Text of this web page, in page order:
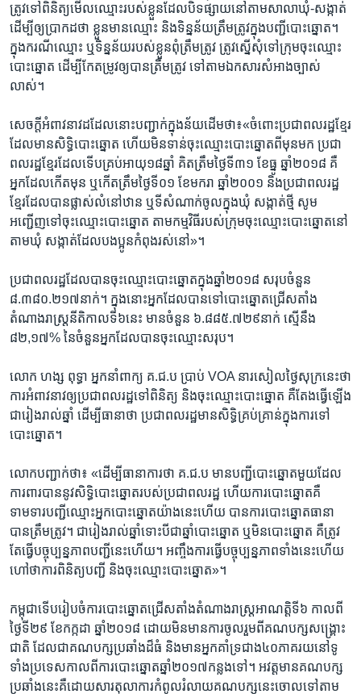
ត្រូវ​ទៅ​ពិនិត្យ​មើល​ឈ្មោះ​របស់​ខ្លួន​ដែល​បិទ​ផ្សាយ​នៅ​តាម​សាលា​ឃុំ-សង្កាត់
ដើម្បី​ឲ្យ​ប្រាកដ​ថា ខ្លួន​មាន​ឈ្មោះ និង​ទិន្នន័យ​ត្រឹមត្រូវ​ក្នុង​បញ្ជី​បោះឆ្នោត។
ក្នុង​ករណី​ឈ្មោះ ឬ​ទិន្នន័យ​របស់​ខ្លួន​ពុំ​ត្រឹមត្រូវ ត្រូវ​ស្នើ​សុំ​ទៅ​ក្រុម​ចុះ​ឈ្មោះ​
បោះឆ្នោត ដើម្បី​កែ​តម្រូវ​ឲ្យ​បាន​ត្រឹមត្រូវ ទៅ​តាម​ឯកសារ​សំអាង​ច្បាស់
លាស់។
សេចក្តី​អំពាវនាវ​ដដែល​នោះ​បញ្ជាក់​ក្នុងន័យ​ដើម​ថា៖«ចំពោះ​ប្រជាពលរដ្ឋ​ខ្មែរ​
ដែល​មាន​សិទ្ធិ​បោះឆ្នោត ហើយ​មិន​ទាន់​ចុះ​ឈ្មោះ​បោះឆ្នោត​ពីមុន​មក ប្រជា
ពលរដ្ឋ​ខ្មែរ​ដែល​ទើប​គ្រប់​អាយុ​១៨ឆ្នាំ គិត​ត្រឹម​ថ្ងៃទី៣១ ខែធ្នូ ឆ្នាំ២០១៨ គឺ​
អ្នក​ដែល​កើត​មុន ឬ​កើត​ត្រឹម​ថ្ងៃទី០១ ខែ​មករា ឆ្នាំ​២០០១​ និង​ប្រជាពលរដ្ឋ​
ខ្មែរ​ដែល​បាន​ផ្លាស់​លំនៅឋាន ឬ​ទី​សំណាក់​ចូល​ក្នុង​ឃុំ សង្កាត់​ថ្មី សូម​
អញ្ជើញ​ទៅ​ចុះ​ឈ្មោះ​បោះឆ្នោត តាម​កម្មវិធី​របស់​ក្រុម​ចុះ​ឈ្មោះ​បោះឆ្នោត​នៅ​
តាម​ឃុំ សង្កាត់​ដែល​បងប្អូន​កំពុង​រស់នៅ»។
ប្រជាពលរដ្ឋ​ដែល​បាន​ចុះ​ឈ្មោះ​បោះឆ្នោតក្នុង​ឆ្នាំ​២០១៨ សរុប​ចំនួន
៨.៣៨០.២១៧​នាក់។ ក្នុង​នោះ​អ្នក​ដែល​បាន​ទៅ​បោះឆ្នោត​ជ្រើសតាំង​
តំណាងរាស្ត្រ​នីតិកាល​ទី​៦​នេះ មាន​ចំនួ​ន ៦.៨៨៥.៧២៩​នាក់ ស្មើ​នឹង
៨២,១៧% នៃ​ចំនួន​អ្នក​ដែល​បាន​ចុះ​ឈ្មោះ​សរុប។​
លោក ហង្ស ពុទ្ធា អ្នកនាំពាក្យ​ គ.ជ.ប ប្រាប់ VOA នា​រសៀល​ថ្ងៃ​សុក្រនេះ​ថា
ការ​អំពាវ​នាវ​ឲ្យប្រជា​ពលរដ្ឋ​ទៅ​ពិនិត្យ និង​ចុះ​ឈ្មោះ​បោះឆ្នោត គឺ​តែង​ធ្វើ​ឡើង​
ជារៀង​រាល់​ឆ្នាំ ដើម្បី​ធានា​ថា ប្រជាពលរដ្ឋ​មាន​សិទ្ធិ​គ្រប់គ្រាន់​ក្នុង​ការ​ទៅ​
បោះឆ្នោត។
លោក​បញ្ជាក់​ថា៖ «ដើម្បី​ធានា​ការ​ថា គ.ជ.ប មាន​បញ្ជី​បោះឆ្នោត​មួយ​ដែល​
ការពារ​បាន​នូវ​សិទ្ធិ​បោះ​ឆ្នោតរបស់​ប្រជាពលរដ្ឋ​ ហើយ​ការ​បោះឆ្នោត​គឺ​
ទាមទារ​បញ្ជី​ឈ្មោះ​អ្នក​បោះឆ្នោត​យ៉ាង​នេះ​ហើយ បាន​ការ​បោះឆ្នោតធានា​
បាន​ត្រឹមត្រូវ។ ជា​រៀងរាល់​ឆ្នាំ​ទោះបី​ជាឆ្នាំ​បោះឆ្នោត ឬមិនបោះឆ្នោត គឺ​ត្រូវ​
តែធ្វើ​បច្ចុប្បន្ន​ភាពបញ្ជី​នេះ​ហើយ។ អញ្ចឹង​ការ​ធ្វើ​បច្ចុប្បន្ន​ភាព​ទាំង​នេះ​ហើយ​
ហៅ​ថា​ការ​ពិនិត្យ​បញ្ជី​ និង​ចុះ​ឈ្មោះ​បោះឆ្នោត»។
កម្ពុជា​ទើប​រៀបចំ​ការ​បោះឆ្នោត​ជ្រើសតាំង​តំណាង​រាស្រ្ត​អាណត្តិទី​៦ កាលពី​
ថ្ងៃទី​២៩ ខែ​កក្កដា ឆ្នាំ​២០១៨ ដោយ​មិន​មាន​ការ​ចូលរួម​ពី​គណបក្ស​សង្គ្រោះ
ជាតិ ដែល​ជា​គណបក្ស​ប្រឆាំង​ដ៏​ធំ​ និង​មាន​អ្នកគាំទ្រ​ជាង​៤០​ភាគ​រយ​នៅ​ទូ
ទាំង​ប្រទេស​កាល​ពី​ការ​បោះឆ្នោត​ឆ្នាំ​២០១៧​កន្លង​ទៅ។​ អវត្ត​មាន​គណបក្ស​
ប្រឆាំង​នេះ​គឺ​ដោយសារ​តុលាការ​កំពូល​រំលាយគណបក្ស​នេះ​ចោល​ទៅ​តាម​